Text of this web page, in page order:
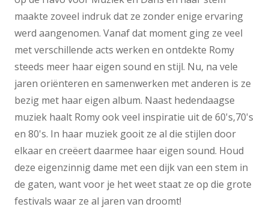
maakte zoveel indruk dat ze zonder enige ervaring
werd aangenomen. Vanaf dat moment ging ze veel
met verschillende acts werken en ontdekte Romy
steeds meer haar eigen sound en stijl. Nu, na vele
jaren oriënteren en samenwerken met anderen is ze
bezig met haar eigen album. Naast hedendaagse
muziek haalt Romy ook veel inspiratie uit de 60's,70's
en 80's. In haar muziek gooit ze al die stijlen door
elkaar en creëert daarmee haar eigen sound. Houd
deze eigenzinnig dame met een dijk van een stem in
de gaten, want voor je het weet staat ze op die grote
festivals waar ze al jaren van droomt!